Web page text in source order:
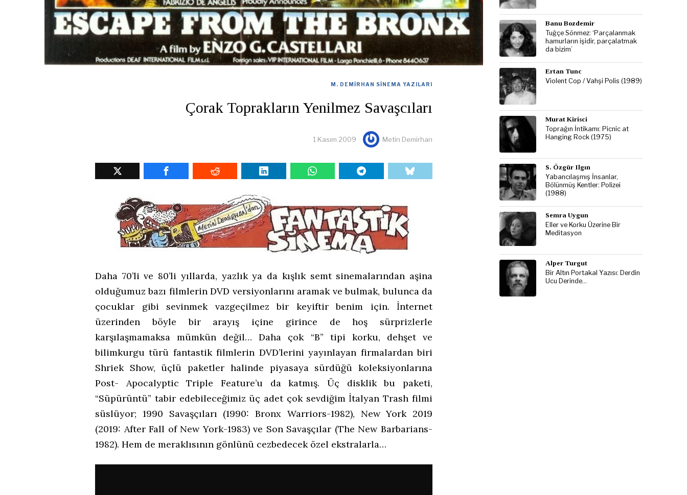
M. DEMIRHAN SINEMA YAZILARI
Çorak Toprakların Yenilmez Savaşcıları
1 Kasım 2009 Metin Demirhan
Daha 70’li ve 80’li yıllarda, yazlık ya da kışlık semt sinemalarından aşina
olduğumuz bazı filmlerin DVD versiyonlarını aramak ve bulmak, bulunca da
çocuklar gibi sevinmek vazgeçilmez bir keyiftir benim için. İnternet
üzerinden böyle bir arayış içine girince de hoş sürprizlerle
karşılaşmamaksa mümkün değil… Daha çok “B” tipi korku, dehşet ve
bilimkurgu türü fantastik filmlerin DVD’lerini yayınlayan firmalardan biri
Shriek Show, üçlü paketler halinde piyasaya sürdüğü koleksiyonlarına
Post- Apocalyptic Triple Feature’u da katmış. Üç disklik bu paketi,
“Süpürüntü” tabir edebileceğimiz üç adet çok sevdiğim İtalyan Trash filmi
süslüyor; 1990 Savaşçıları (1990: Bronx Warriors-1982), New York 2019
(2019: After Fall of New York-1983) ve Son Savaşçılar (The New Barbarians-
1982). Hem de meraklısının gönlünü cezbedecek özel ekstralarla…
Banu Bozdemir
Tuğçe Sönmez: ‘Parçalanmak
hamurların işidir, parçalatmak
da bizim’
Ertan Tunc
Violent Cop / Vahşi Polis (1989)
Murat Kirisci
Toprağın İntikamı: Picnic at
Hanging Rock (1975)
S. Özgür Ilgın
Yabancılaşmış İnsanlar,
Bölünmüş Kentler: Polizei
(1988)
Semra Uygun
Eller ve Korku Üzerine Bir
Meditasyon
Alper Turgut
Bir Altın Portakal Yazısı: Derdin
Ucu Derinde…